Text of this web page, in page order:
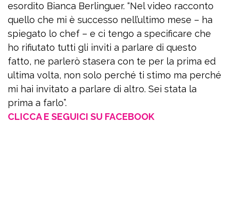
esordito Bianca Berlinguer. “Nel video racconto
quello che mi è successo nell’ultimo mese – ha
spiegato lo chef – e ci tengo a specificare che
ho rifiutato tutti gli inviti a parlare di questo
fatto, ne parlerò stasera con te per la prima ed
ultima volta, non solo perché ti stimo ma perché
mi hai invitato a parlare di altro. Sei stata la
prima a farlo”.
CLICCA E SEGUICI SU FACEBOOK